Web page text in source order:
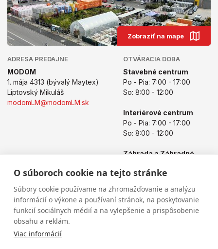
O súboroch cookie na tejto stránke
Súbory cookie používame na zhromažďovanie a analýzu
informácií o výkone a používaní stránok, na poskytovanie
funkcií sociálnych médií a na vylepšenie a prispôsobenie
obsahu a reklám.
Viac informácií
Zobraziť na mape
ADRESA PREDAJNE
MODOM
1. mája 4313 (bývalý Maytex)
Liptovský Mikuláš
modomLM@modomLM.sk
OTVÁRACIA DOBA
Stavebné centrum
Po - Pia: 7:00 - 17:00
So: 8:00 - 12:00
Interiérové centrum
Po - Pia: 7:00 - 17:00
So: 8:00 - 12:00
Záhrada a Záhradné
Po - Pia: 8:00 - 17:00
So: 8:00 - 12:00